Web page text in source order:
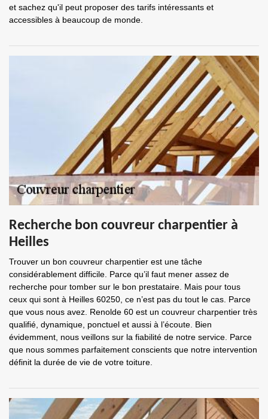
et sachez qu'il peut proposer des tarifs intéressants et
accessibles à beaucoup de monde.
Recherche bon couvreur charpentier à
Heilles
Trouver un bon couvreur charpentier est une tâche
considérablement difficile. Parce qu’il faut mener assez de
recherche pour tomber sur le bon prestataire. Mais pour tous
ceux qui sont à Heilles 60250, ce n’est pas du tout le cas. Parce
que vous nous avez. Renolde 60 est un couvreur charpentier très
qualifié, dynamique, ponctuel et aussi à l’écoute. Bien
évidemment, nous veillons sur la fiabilité de notre service. Parce
que nous sommes parfaitement conscients que notre intervention
définit la durée de vie de votre toiture.